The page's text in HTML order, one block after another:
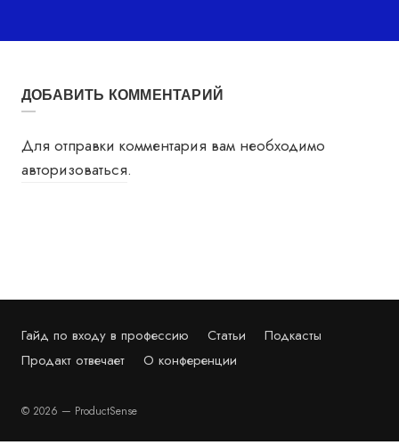
ДОБАВИТЬ КОММЕНТАРИЙ
Для отправки комментария вам необходимо
авторизоваться.
Гайд по входу в профессию Статьи
Подкасты
Продакт отвечает
О конференции
© 2026 — ProductSense